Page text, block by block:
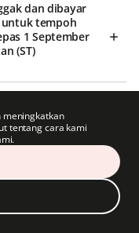
meningkatkan
tentang cara kami
dan dibayar
untuk tempoh
1 September
(ST)
membuat
sijil dibatalkan
2018?
yang telah